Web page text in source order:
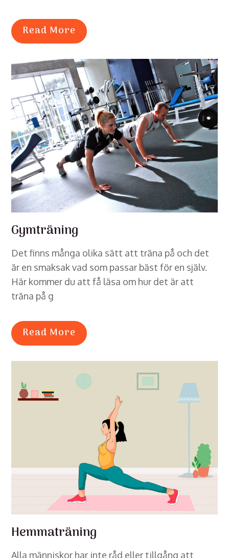
Read More
Gymträning
Det finns många olika sätt att träna på och det
är en smaksak vad som passar bäst för en själv.
Här kommer du att få läsa om hur det är att
träna på g
Read More
Hemmaträning
Alla människor har inte råd eller tillgång att